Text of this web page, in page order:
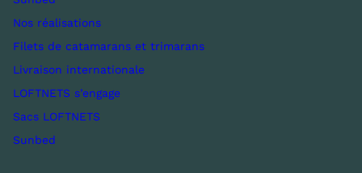
Nos réalisations
Filets de catamarans et trimarans
Livraison internationale
LOFTNETS s’engage
Sacs LOFTNETS
Sunbed